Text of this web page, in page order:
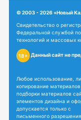
© 2003 - 2026 «Новый
Свидетельство о
Федеральной службой
технологий и массовых
18+ Данный сайт не
Любое использование,
копирование
подборки материалов
элементов дизайна и
допускается только с
письменного разрешения